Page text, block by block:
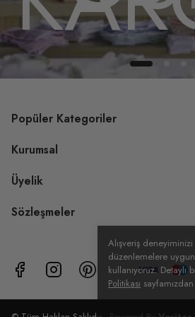
Alışveriş
düzenlemelere
kullanıyoruz. Detaylı
Politikası
Popüler Kategoriler
Kurumsal
Üyelik
Sözleşmeler